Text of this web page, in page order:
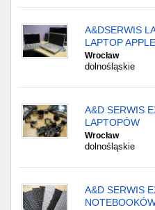
A&DSERWIS
LAPTOP APPLE
Wrocław
dolnośląskie
A&D SERWIS
LAPTOPÓW
Wrocław
dolnośląskie
A&D SERWIS